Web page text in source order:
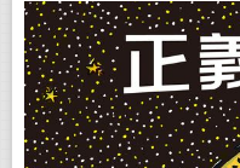
會員儲值方案
卷（新版）